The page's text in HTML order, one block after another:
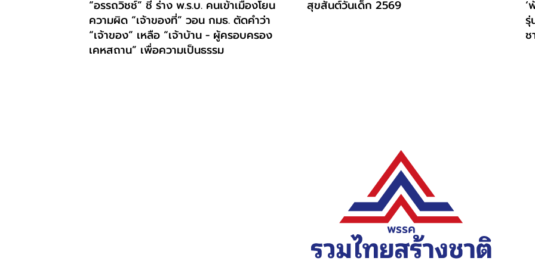
“อรรถวิชช์” ชี้ ร่าง พ.ร.บ. คนเข้าเมืองโยน
ความผิด “เจ้าของที่” วอน กมธ. ตัดคำว่า
“เจ้าของ” เหลือ “เจ้าบ้าน - ผู้ครอบครอง
เคหสถาน” เพื่อความเป็นธรรม
สุขสันต์วันเด็ก 2569
‘
รุ่
ช